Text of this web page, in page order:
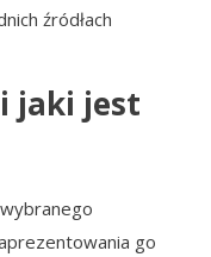
źródłach
jaki jest
go